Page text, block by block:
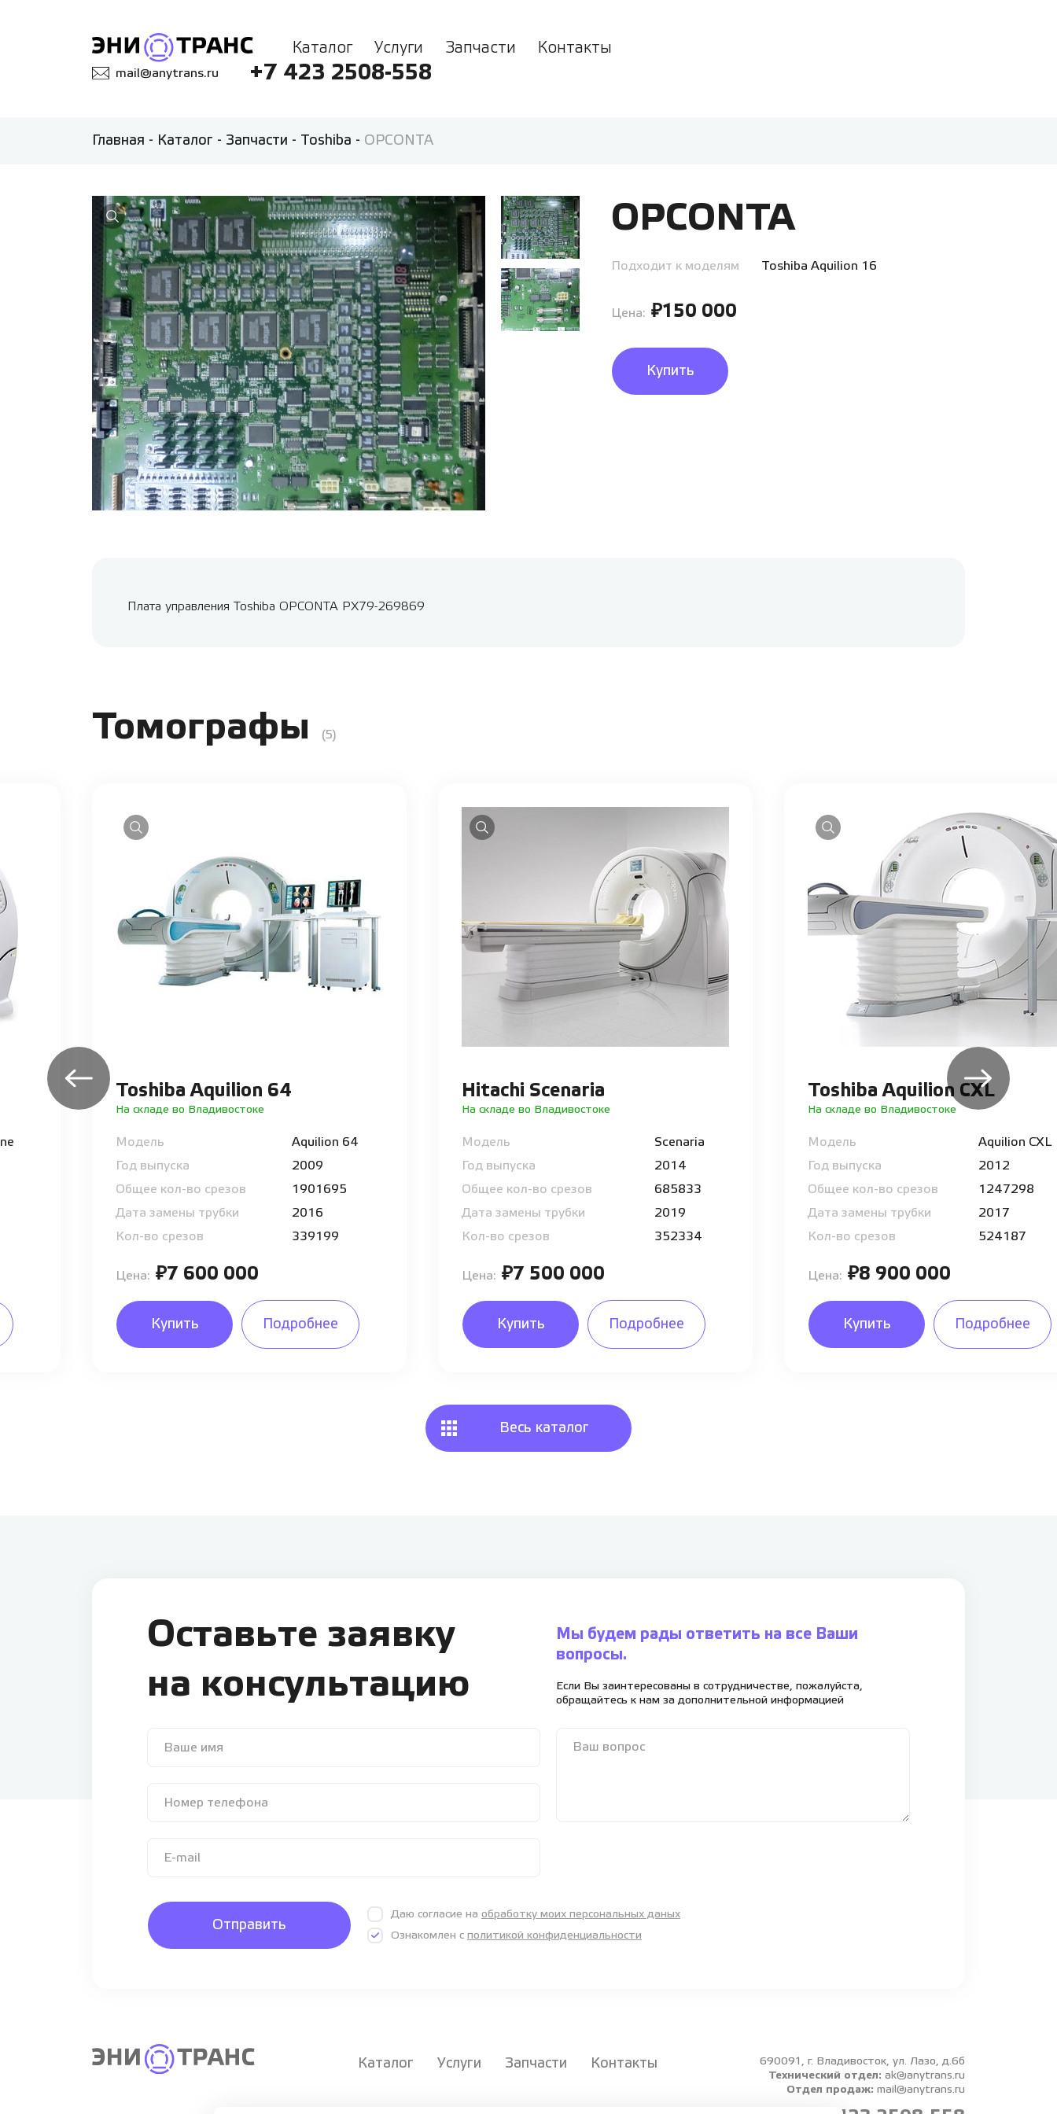
Каталог Услуги Запчасти Контакты
mail@anytrans.ru +7 423 2508-558
Главная - Каталог - Запчасти - Toshiba - OPCONTA
OPCONTA
Подходит к моделям Toshiba Aquilion 16
Цена: ₽150 000
Купить
Плата управления Toshiba OPCONTA PX79-269869
Томографы (5)
Toshiba Aquilion 64
На складе во Владивостоке
Модель
Aquilion 64
Год выпуска
2009
Общее кол-во срезов
1901695
Дата замены трубки
2016
Кол-во срезов
339199
Цена: ₽7 600 000
Купить Подробнее
Hitachi Scenaria
На складе во Владивостоке
Модель
Scenaria
Год выпуска
2014
Общее кол-во срезов
685833
Дата замены трубки
2019
Кол-во срезов
352334
Цена: ₽7 500 000
Купить Подробнее
Toshiba Aquilion CXL
На складе во Владивостоке
Модель
Aquilion CXL
Год выпуска
2012
Общее кол-во срезов
1247298
Дата замены трубки
2017
Кол-во срезов
524187
Цена: ₽8 900 000
Купить Подробнее
Весь каталог
Оставьте заявку
на консультацию
Мы будем рады ответить на все Ваши
вопросы.
Если Вы заинтересованы в сотрудничестве, пожалуйста,
обращайтесь к нам за дополнительной информацией
Отправить
Даю согласие на обработку моих персональных даных
Ознакомлен с политикой конфиденциальности
Каталог Услуги Запчасти Контакты 690091, г. Владивосток, ул. Лазо, д.6б
Технический отдел: ak@anytrans.ru
Отдел продаж: mail@anytrans.ru